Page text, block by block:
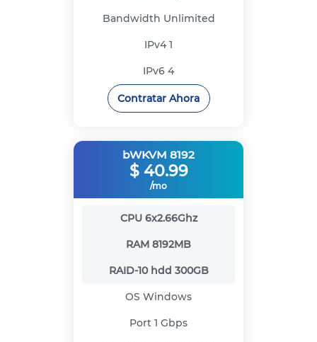
Bandwidth Unlimited
IPv41
IPv6 4
Contratar Ahora
bWKVM 8192
$ 40.99
/mo
CPU 6x2.66Ghz
RAM 8192MB
RAID-10 hdd 300GB
OS Windows
Port 1 Gbps